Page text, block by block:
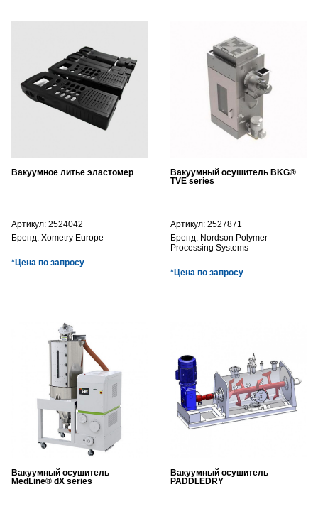
Вакуумное литье эластомер
Артикул: 2524042
Бренд: Xometry Europe
*Цена по запросу
Вакуумный осушитель BKG®
TVE series
Артикул: 2527871
Бренд: Nordson Polymer
Processing Systems
*Цена по запросу
Вакуумный осушитель
MedLine® dX series
Вакуумный осушитель
PADDLEDRY